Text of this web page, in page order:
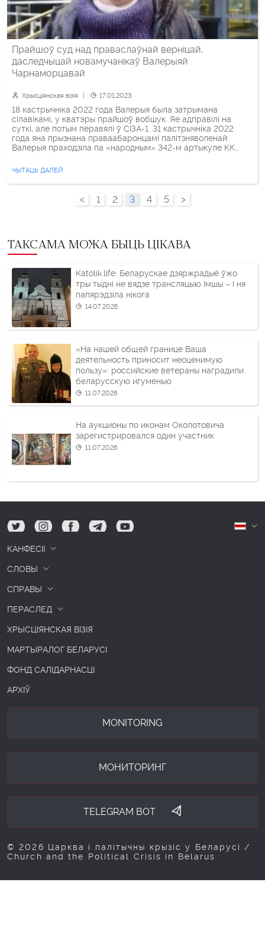
Прайшоў суд над праваслаўнай верніцай,
даследчыцай новамучанікаў Валерыяй
Чарнаморцавай
Хрысціянская візія 17.01.2023
18 кастрычніка 2022 года Валерыя была затрымана
сілавікамі, у кватэры прайшоў вобшук. Яе адправілі на
суткі, але потым перавялі ў СІЗА-1. 31 кастрычніка 2022
года яна прызнана праваабаронцамі палітзняволенай.
Валерыя праходзіла па «народным» 342-м артыкуле КК
грамадскі парадак, альбо актыўны ўдзел у іх) за ўдзел у
акцыях пратэсту […]
ЧЫТАЦЬ ДАЛЕЙ
< 1 2 3 4 5 >
ТАКСАМА МОЖА БЫЦЬ ЦІКАВА
Katolik.life: Беларускае дзяржрадыё ўжо
тры тыдні не вядзе трансляцыю Імшы – і ня
папярэдзіла нікога
14.07.2026
«На нашей общей границе Ваша
деятельность приносит неоценимую
пользу»: российские ветераны наградили
беларусскую игуменью
11.07.2026
На аукционы по иконам Околотовича
зарегистрировался один участник
11.07.2026
tw ig fb tg yt
КАНФЕСІІ
СЛОВЫ
СПРАВЫ
ПЕРАСЛЕД
ХРЫСЦІЯНСКАЯ ВІЗІЯ
МАРТЫРАЛОГ БЕЛАРУСІ
ФОНД САЛІДАРНАСЦІ
АРХІЎ
MONITORING
МОНИТОРИНГ
TELEGRAM BOT
© 2026 Царква і палітычны крызіс у Беларусі /
Church and the Political Crisis in Belarus